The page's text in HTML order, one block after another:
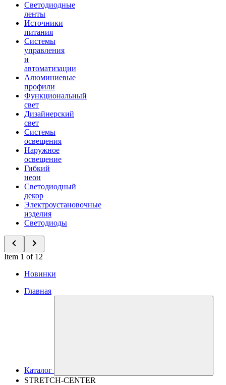
Светодиодные
ленты
Источники
питания
Системы
управления
и
автоматизации
Алюминиевые
профили
Функциональный
свет
Дизайнерский
свет
Системы
освещения
Наружное
освещение
Гибкий
неон
Светодиодный
декор
Электроустановочные
изделия
Светодиоды
Item 1 of 12
Новинки
Главная
Каталог
STRETCH-CENTER